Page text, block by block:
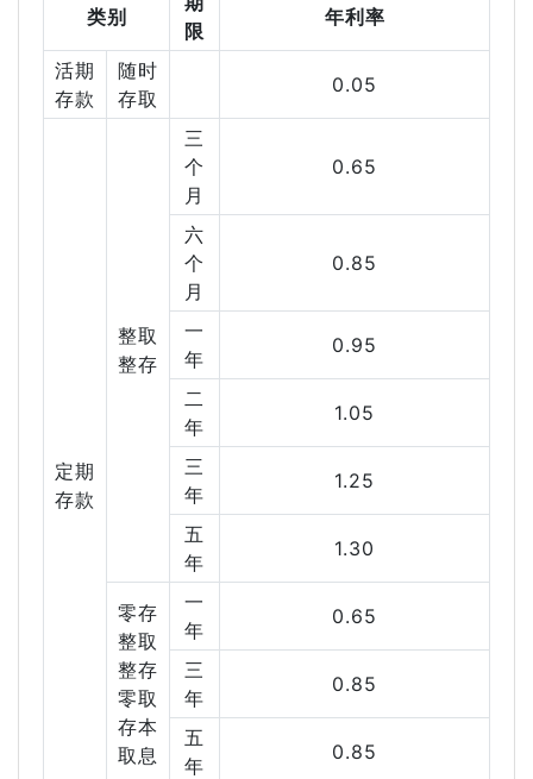
类别
限
年利率
活期
存款
随时
存取
0.05
定期
存款
整取
整存
三
个
月
0.65
六
个
月
0.85
一
年
0.95
二
年
1.05
三
年
1.25
五
年
1.30
零存
整取
整存
零取
存本
取息
一
年
0.65
三
年
0.85
五
年
0.85